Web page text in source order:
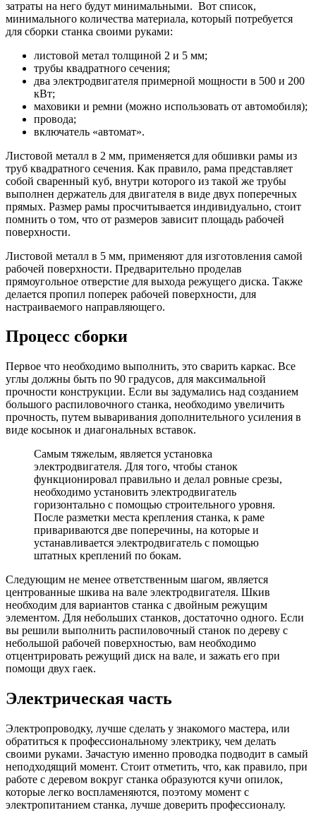
затраты на него будут минимальными. Вот список,
минимального количества материала, который потребуется
для сборки станка своими руками:
листовой метал толщиной 2 и 5 мм;
трубы квадратного сечения;
два электродвигателя примерной мощности в 500 и 200
кВт;
маховики и ремни (можно использовать от автомобиля);
провода;
включатель «автомат».
Листовой металл в 2 мм, применяется для обшивки рамы из
труб квадратного сечения. Как правило, рама представляет
собой сваренный куб, внутри которого из такой же трубы
выполнен держатель для двигателя в виде двух поперечных
прямых. Размер рамы просчитывается индивидуально, стоит
помнить о том, что от размеров зависит площадь рабочей
поверхности.
Листовой металл в 5 мм, применяют для изготовления самой
рабочей поверхности. Предварительно проделав
прямоугольное отверстие для выхода режущего диска. Также
делается пропил поперек рабочей поверхности, для
настраиваемого направляющего.
Процесс сборки
Первое что необходимо выполнить, это сварить каркас. Все
углы должны быть по 90 градусов, для максимальной
прочности конструкции. Если вы задумались над созданием
большого распиловочного станка, необходимо увеличить
прочность, путем вываривания дополнительного усиления в
виде косынок и диагональных вставок.
Самым тяжелым, является установка
электродвигателя. Для того, чтобы станок
функционировал правильно и делал ровные срезы,
необходимо установить электродвигатель
горизонтально с помощью строительного уровня.
После разметки места крепления станка, к раме
привариваются две поперечины, на которые и
устанавливается электродвигатель с помощью
штатных креплений по бокам.
Следующим не менее ответственным шагом, является
центрованные шкива на вале электродвигателя. Шкив
необходим для вариантов станка с двойным режущим
элементом. Для небольших станков, достаточно одного. Если
вы решили выполнить распиловочный станок по дереву с
небольшой рабочей поверхностью, вам необходимо
отцентрировать режущий диск на вале, и зажать его при
помощи двух гаек.
Электрическая часть
Электропроводку, лучше сделать у знакомого мастера, или
обратиться к профессиональному электрику, чем делать
своими руками. Зачастую именно проводка подводит в самый
неподходящий момент. Стоит отметить, что, как правило, при
работе с деревом вокруг станка образуются кучи опилок,
которые легко воспламеняются, поэтому момент с
электропитанием станка, лучше доверить профессионалу.